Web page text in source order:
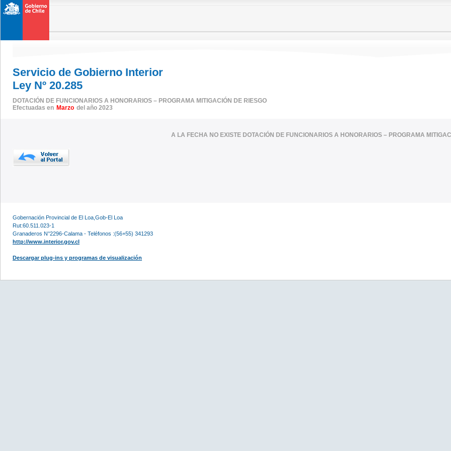
Servicio de Gobierno Interior
Ley Nº 20.285
DOTACIÓN DE FUNCIONARIOS A HONORARIOS – PROGRAMA MITIGACIÓN DE RIESGO
Efectuadas en Marzo del año 2023
A LA FECHA NO EXISTE DOTACIÓN DE FUNCIONARIOS A HONORARIOS – PROGRAMA
Gobernación Provincial de El Loa,Gob-El Loa
Rut:60.511.023-1
Granaderos N°2296-Calama - Teléfonos :(56+55) 341293
http://www.interior.gov.cl
Descargar plug-ins y programas de visualización